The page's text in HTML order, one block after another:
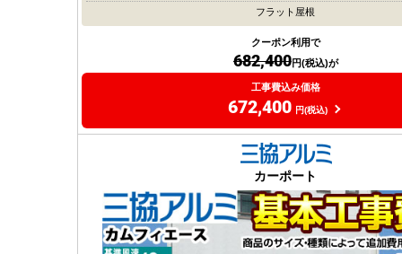
フラット屋根
クーポン利用で
682,400円(税込)が
工事費込み価格
672,400 円(税込)
カーポート